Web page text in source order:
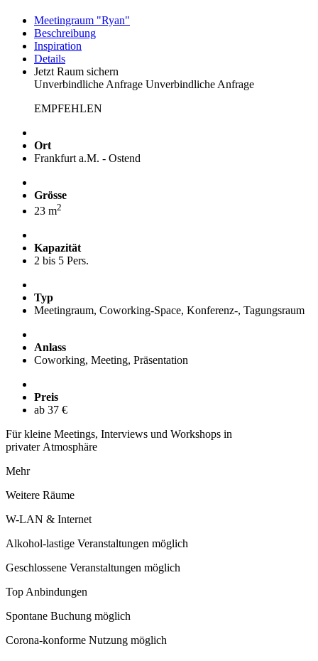
Meetingraum "Ryan"
Beschreibung
Inspiration
Details
Jetzt Raum sichern
Unverbindliche Anfrage Unverbindliche Anfrage
EMPFEHLEN
Ort
Frankfurt a.M. - Ostend
Grösse
23 m2
Kapazität
2 bis 5 Pers.
Typ
Meetingraum, Coworking-Space, Konferenz-, Tagungsraum
Anlass
Coworking, Meeting, Präsentation
Preis
ab 37 €
Für kleine Meetings, Interviews und Workshops in
privater Atmosphäre
Mehr
Weitere Räume
W-LAN & Internet
Alkohol-lastige Veranstaltungen möglich
Geschlossene Veranstaltungen möglich
Top Anbindungen
Spontane Buchung möglich
Corona-konforme Nutzung möglich